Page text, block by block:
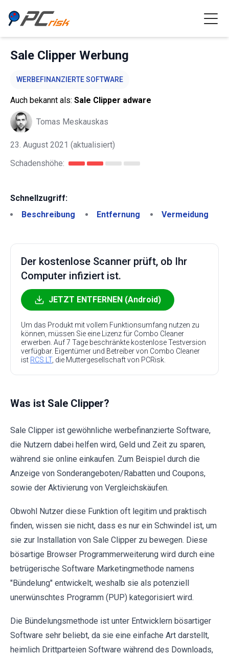
Sale Clipper Werbung
WERBEFINANZIERTE SOFTWARE
Auch bekannt als: Sale Clipper adware
Tomas Meskauskas
23. August 2021 (aktualisiert)
Schadenshöhe:
Schnellzugriff:
Beschreibung
Entfernung Vermeidung
Der kostenlose Scanner prüft, ob Ihr
Computer infiziert ist.
JETZT ENTFERNEN (Android)
Um das Produkt mit vollem Funktionsumfang nutzen zu
können, müssen Sie eine Lizenz für Combo Cleaner
erwerben. Auf 7 Tage beschränkte kostenlose Testversion
verfügbar. Eigentümer und Betreiber von Combo Cleaner
ist RCS LT, die Muttergesellschaft von PCRisk.
Was ist Sale Clipper?
Sale Clipper ist gewöhnliche werbefinanzierte Software,
die Nutzern dabei helfen wird, Geld und Zeit zu sparen,
während sie online einkaufen. Zum Beispiel durch die
Anzeige von Sonderangeboten/Rabatten und Coupons,
sowie der Aktivierung von Vergleichskäufen.
Obwohl Nutzer diese Funktion oft legitim und praktisch
finden, wissen sie nicht, dass es nur ein Schwindel ist, um
sie zur Installation von Sale Clipper zu bewegen. Diese
bösartige Browser Programmerweiterung wird durch eine
betrügerische Software Marketingmethode namens
"Bündelung" entwickelt, weshalb sie als potenziell
unerwünschtes Programm (PUP) kategorisiert wird.
Die Bündelungsmethode ist unter Entwicklern bösartiger
Software sehr beliebt, da sie eine einfache Art darstellt,
heimlich Drittparteien Software während des Downloads,